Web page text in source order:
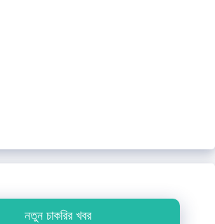
নতুন চাকরির খবর